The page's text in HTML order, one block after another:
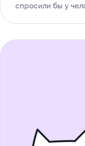
спросили бы у